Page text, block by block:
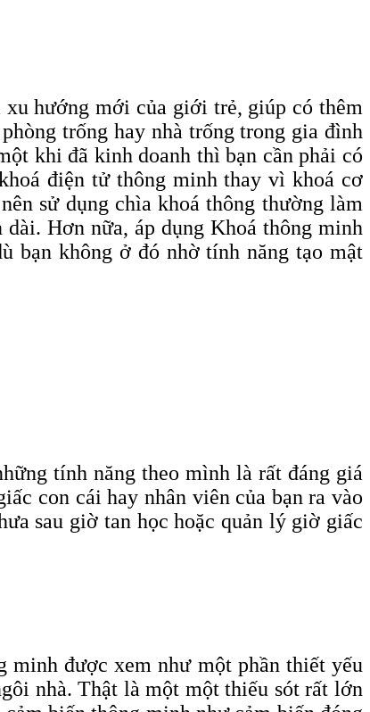
hướng mới của giới trẻ, giúp có thêm
trống hay nhà trống trong gia đình
khi đã kinh doanh thì bạn cần phải có
điện tử thông minh thay vì khoá cơ
sử dụng chìa khoá thông thường làm
Hơn nữa, áp dụng Khoá thông minh
bạn không ở đó nhờ tính năng tạo mật
tính năng theo mình là rất đáng giá
con cái hay nhân viên của bạn ra vào
sau giờ tan học hoặc quản lý giờ giấc
minh được xem như một phần thiết yếu
nhà. Thật là một một thiếu sót rất lớn